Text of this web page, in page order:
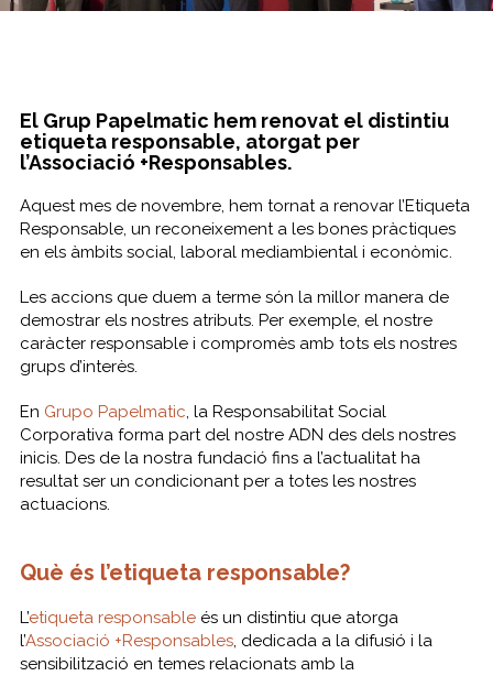
El Grup Papelmatic hem renovat el distintiu
etiqueta responsable, atorgat per
l’Associació +Responsables.
Aquest mes de novembre, hem tornat a renovar l’Etiqueta
Responsable, un reconeixement a les bones pràctiques
en els àmbits social, laboral mediambiental i econòmic.
Les accions que duem a terme són la millor manera de
demostrar els nostres atributs. Per exemple, el nostre
caràcter responsable i compromès amb tots els nostres
grups d’interès.
En Grupo Papelmatic, la Responsabilitat Social
Corporativa forma part del nostre ADN des dels nostres
inicis. Des de la nostra fundació fins a l’actualitat ha
resultat ser un condicionant per a totes les nostres
actuacions.
Què és l’etiqueta responsable?
L’etiqueta responsableés un distintiu que atorga
l’Associació +Responsables, dedicada a la difusió i la
sensibilització en temes relacionats amb la